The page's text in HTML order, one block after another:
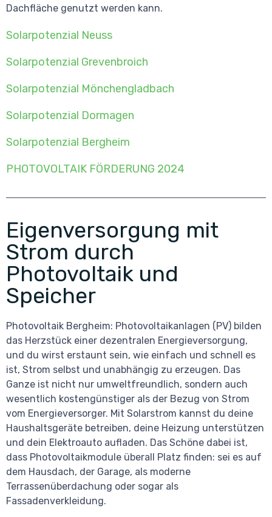
Dachfläche genutzt werden kann.
Solarpotenzial Neuss
Solarpotenzial Grevenbroich
Solarpotenzial Mönchengladbach
Solarpotenzial Dormagen
Solarpotenzial Bergheim
PHOTOVOLTAIK FÖRDERUNG 2024
Eigenversorgung mit
Strom durch
Photovoltaik und
Speicher
Photovoltaik Bergheim: Photovoltaikanlagen (PV) bilden
das Herzstück einer dezentralen Energieversorgung,
und du wirst erstaunt sein, wie einfach und schnell es
ist, Strom selbst und unabhängig zu erzeugen. Das
Ganze ist nicht nur umweltfreundlich, sondern auch
wesentlich kostengünstiger als der Bezug von Strom
vom Energieversorger. Mit Solarstrom kannst du deine
Haushaltsgeräte betreiben, deine Heizung unterstützen
und dein Elektroauto aufladen. Das Schöne dabei ist,
dass Photovoltaikmodule überall Platz finden: sei es auf
dem Hausdach, der Garage, als moderne
Terrassenüberdachung oder sogar als
Fassadenverkleidung.